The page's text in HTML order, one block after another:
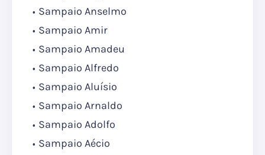
Sampaio Anselmo
Sampaio Amir
Sampaio Amadeu
Sampaio Alfredo
Sampaio Aluísio
Sampaio Arnaldo
Sampaio Adolfo
Sampaio Aécio